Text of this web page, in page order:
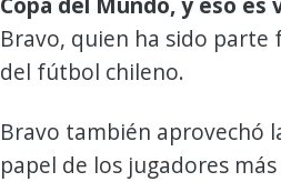
Bravo, quien ha sido
del fútbol chileno.
Bravo también aprovechó
papel de los jugadores